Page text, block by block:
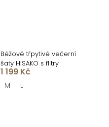
Béžové třpytivé večerní
šaty HISAKO s flitry
1 199 Kč
M L